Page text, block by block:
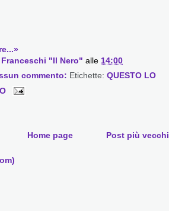
"Il Nero" alle 14:00
commento: Etichette: QUESTO LO
Post più vecchi
Home page